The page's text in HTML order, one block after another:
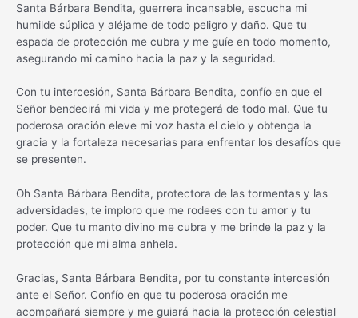
Santa Bárbara Bendita, guerrera incansable, escucha mi
humilde súplica y aléjame de todo peligro y daño. Que tu
espada de protección me cubra y me guíe en todo momento,
asegurando mi camino hacia la paz y la seguridad.
Con tu intercesión, Santa Bárbara Bendita, confío en que el
Señor bendecirá mi vida y me protegerá de todo mal. Que tu
poderosa oración eleve mi voz hasta el cielo y obtenga la
gracia y la fortaleza necesarias para enfrentar los desafíos que
se presenten.
Oh Santa Bárbara Bendita, protectora de las tormentas y las
adversidades, te imploro que me rodees con tu amor y tu
poder. Que tu manto divino me cubra y me brinde la paz y la
protección que mi alma anhela.
Gracias, Santa Bárbara Bendita, por tu constante intercesión
ante el Señor. Confío en que tu poderosa oración me
acompañará siempre y me guiará hacia la protección celestial